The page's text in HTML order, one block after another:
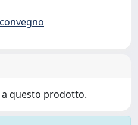
questo prodotto.